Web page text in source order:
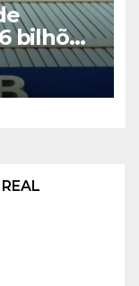
bilhões